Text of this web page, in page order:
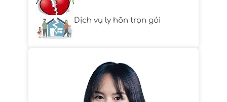
Dịch vụ ly hôn trọn gói